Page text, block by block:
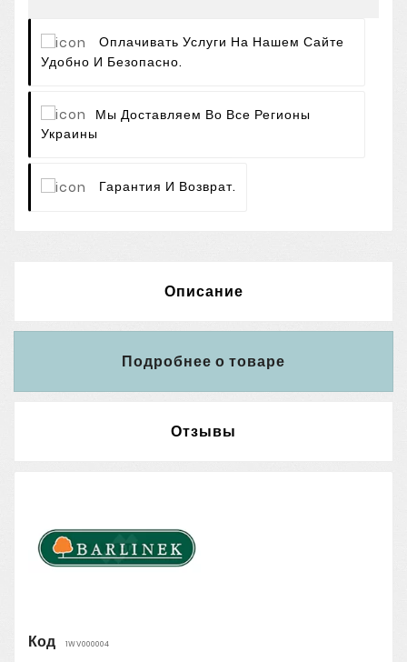
Оплачивать Услуги На Нашем Сайте
Удобно И Безопасно.
Мы Доставляем Во Все Регионы
Украины
Гарантия И Возврат.
Описание
Подробнее о товаре
Отзывы
Код 1WV000004